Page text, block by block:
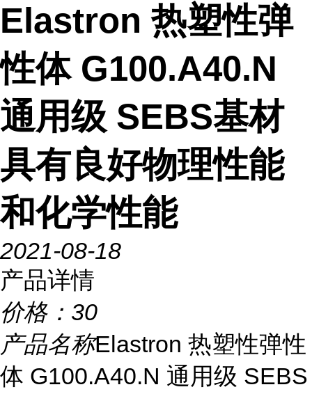
Elastron 热塑性弹
性体 G100.A40.N
通用级 SEBS基材
具有良好物理性能
和化学性能
2021-08-18
产品详情
价格： 30
产品名称Elastron 热塑性弹性
体 G100.A40.N 通用级 SEBS